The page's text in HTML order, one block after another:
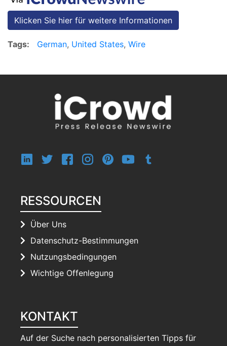
Klicken Sie hier für weitere Informationen
Tags: German, United States, Wire
RESSOURCEN
Über Uns
Datenschutz-Bestimmungen
Nutzungsbedingungen
Wichtige Offenlegung
KONTAKT
Auf der Suche nach personalisierten Tipps für